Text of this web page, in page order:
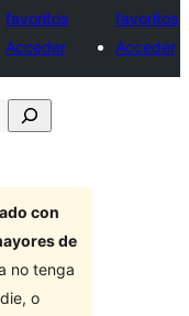
favoritos
Acceder
favoritos
Acceder
con
de
no tenga
o